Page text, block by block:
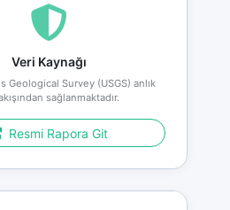
Veri Kaynağı
Geological Survey (USGS) anlık
sağlanmaktadır.
Resmi Rapora Git